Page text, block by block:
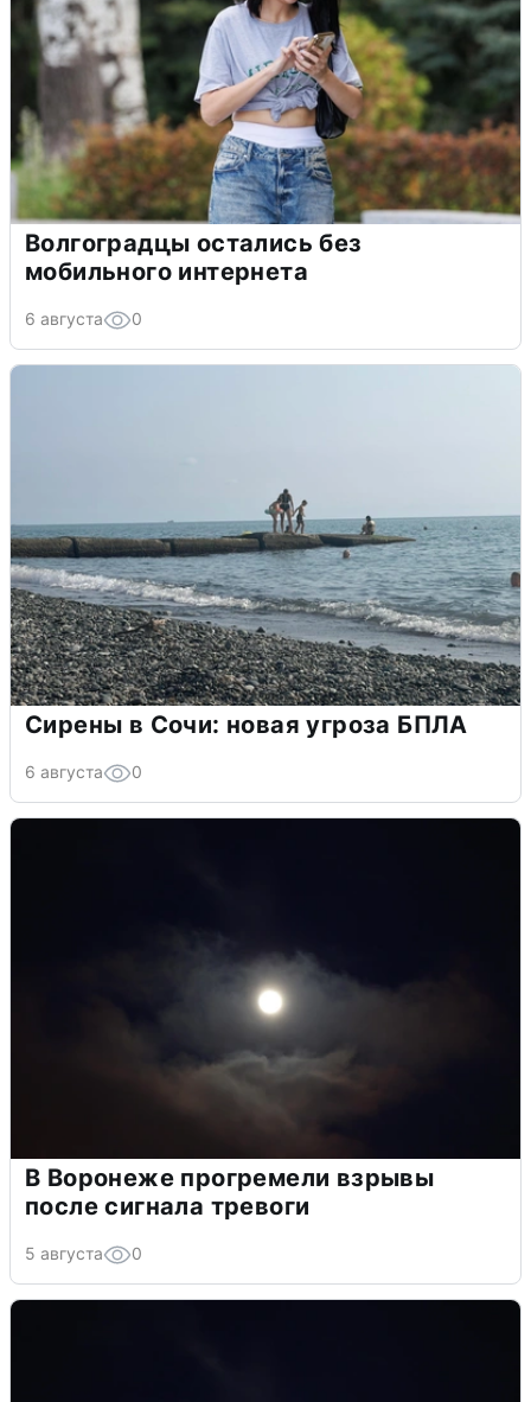
Волгоградцы остались без
мобильного интернета
6 августа 0
Сирены в Сочи: новая угроза БПЛА
6 августа 0
В Воронеже прогремели взрывы
после сигнала тревоги
5 августа 0